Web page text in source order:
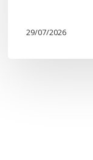
29/07/2026